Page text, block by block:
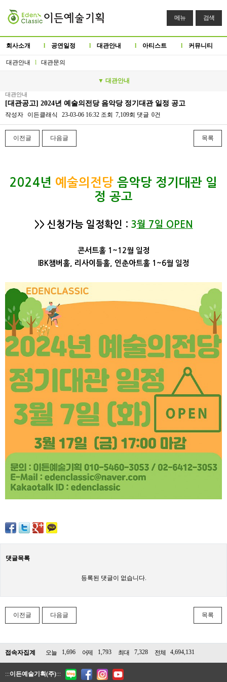
메뉴 검색
회사소개 l 공연일정 l 대관안내 l 아티스트 l 커뮤니티
대관안내 l 대관문의
▼ 대관안내
대관안내
[대관공고] 2024년 예술의전당 음악당 정기대관 일정 공고
작성자 이든클래식 23-03-06 16:32 조회 7,109회 댓글 0건
이전글 다음글 목록
2024년 예술의전당 음악당 정기대관 일
정 공고
>> 신청가능 일정확인 : 3월 7일 OPEN
콘서트홀 1~12월 일정
IBK챔버홀, 리사이틀홀, 인춘아트홀 1~6월 일정
댓글목록
등록된 댓글이 없습니다.
이전글 다음글 목록
접속자집계 오늘 1,696 어제 1,793 최대 7,328 전체 4,694,131
:::이든예술기획(주):::